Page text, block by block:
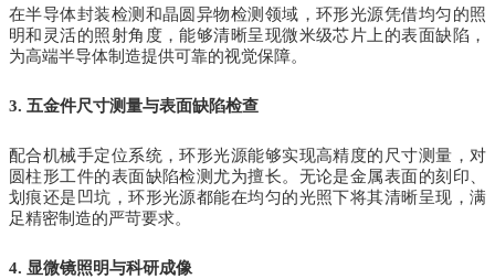
在半导体封装检测和晶圆异物检测领域，环形光源凭借均匀的照
明和灵活的照射角度，能够清晰呈现微米级芯片上的表面缺陷，
为高端半导体制造提供可靠的视觉保障。
3. 五金件尺寸测量与表面缺陷检查
配合机械手定位系统，环形光源能够实现高精度的尺寸测量，对
圆柱形工件的表面缺陷检测尤为擅长。无论是金属表面的刻印、
划痕还是凹坑，环形光源都能在均匀的光照下将其清晰呈现，满
足精密制造的严苛要求。
4. 显微镜照明与科研成像